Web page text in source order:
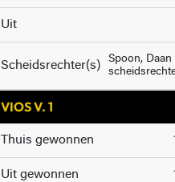
Uit
Scheidsrechter(s)
Spoon,
VIOS V. 1
Thuis gewonnen
Uit gewonnen